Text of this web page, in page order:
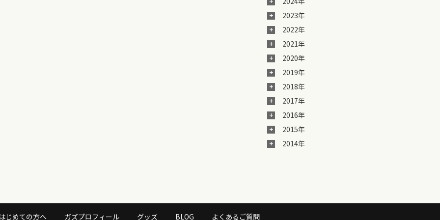
2023年
2022年
2021年
2020年
2019年
2018年
2017年
2016年
2015年
2014年
じめての方へ ガズプロフィール グッズ BLOG よくあるご質問